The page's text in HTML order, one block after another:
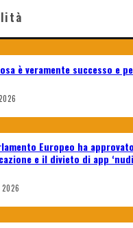
è veramente successo e
Europeo ha
e il divieto di app